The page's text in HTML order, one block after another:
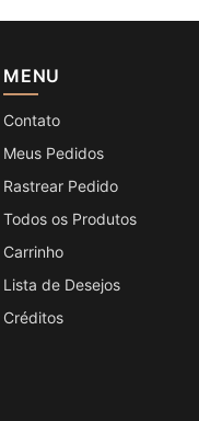
MENU
Contato
Meus Pedidos
Rastrear Pedido
Todos os Produtos
Carrinho
Lista de Desejos
Créditos